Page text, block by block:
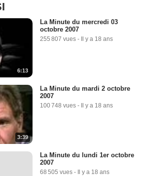
6:13
La Minute du mercredi 03
octobre 2007
255 807 vues - Il y a 18 ans
3:39
La Minute du mardi 2 octobre
2007
100 748 vues - Il y a 18 ans
La Minute du lundi 1er octobre
2007
68 505 vues - Il y a 18 ans